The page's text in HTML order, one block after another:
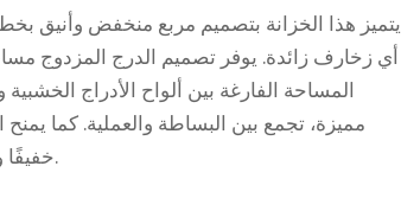
يتميز هذا الخزانة بتصميم مربع منخفض وأنيق
أي زخارف زائدة. يوفر تصميم الدرج المزدوج
المساحة الفارغة بين ألواح الأدراج
مميزة، تجمع بين البساطة والعملية. كما
خفيفًا وأنيقًا، ويتجنب المظهر الضخم.